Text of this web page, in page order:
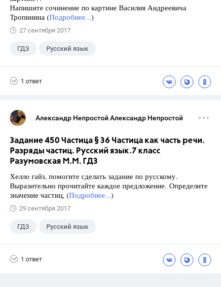
Напишите сочинение по картине Василия Андреевича
Тропинина (Подробнее...)
27 сентября 2017
ГДЗ Русский язык
1 ответ
Александр Непростой Александр Непростой
Задание 450 Частица § 36 Частица как часть речи.
Разряды частиц. Русский язык.7 класс
Разумовская М.М. ГДЗ
Хелло гайз, помогите сделать задание по русскому.
Выразительно прочитайте каждое предложение. Определите
значение частиц, (Подробнее...)
29 сентября 2017
ГДЗ Русский язык
1 ответ